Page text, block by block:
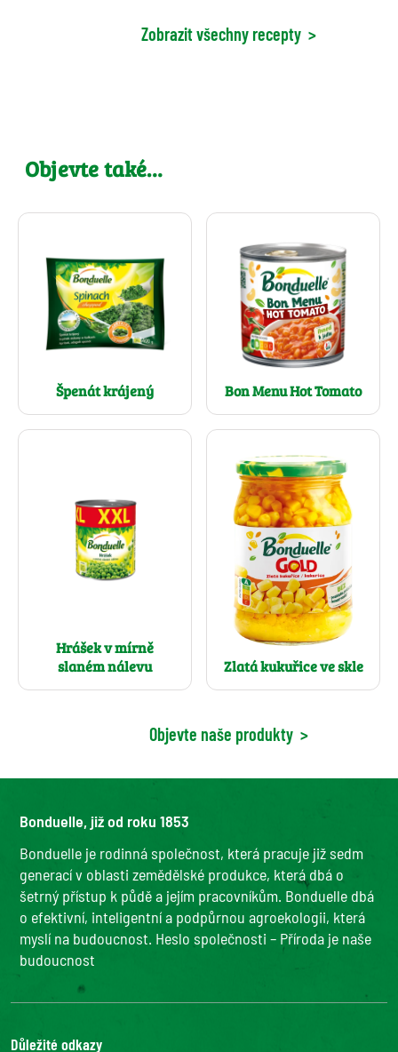
Zobrazit všechny recepty >
Objevte také…
Špenát krájený Bon Menu Hot Tomato
Hrášek v mírně
slaném nálevu
Zlatá kukuřice ve skle
Objevte naše produkty >
Bonduelle, již od roku 1853
Bonduelle je rodinná společnost, která pracuje již sedm
generací v oblasti zemědělské produkce, která dbá o
šetrný přístup k půdě a jejím pracovníkům. Bonduelle dbá
o efektivní, inteligentní a podpůrnou agroekologii, která
myslí na budoucnost. Heslo společnosti – Příroda je naše
budoucnost
Důležité odkazy